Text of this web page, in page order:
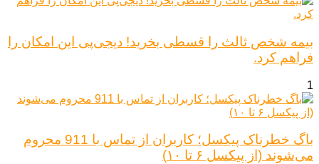
بیمه شخص ثالث را قسطی بخرید! دیجی‌پی این امکان را
فراهم کرد.
1
باگ خطرناک پیکسل؛ کاربران از تماس با 911 محروم
می‌شوند (از پیکسل ۶ تا ۱۰)